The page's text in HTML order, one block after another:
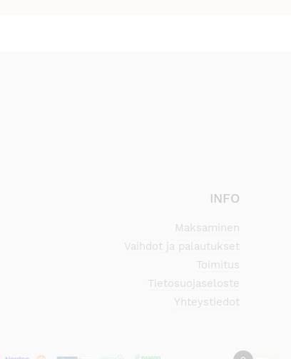
INFO
Maksaminen
Vaihdot ja palautukset
Toimitus
Tietosuojaseloste
Yhteystiedot